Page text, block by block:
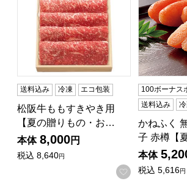
送料込み 冷凍 エコ包装
松阪牛ももすきやき用
【夏の贈りもの・お…
本体 8,000円
税込 8,640円
お気に入りに
100ボーナス
送料込み
かねふく
子 赤樽【
本体
税込 5,616円